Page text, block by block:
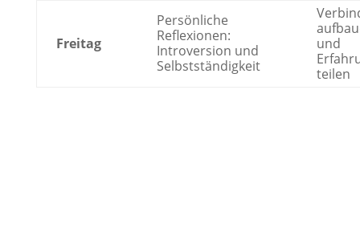
Freitag
Persönliche
Reflexionen:
Introversion und
Selbstständigkeit
und
teilen